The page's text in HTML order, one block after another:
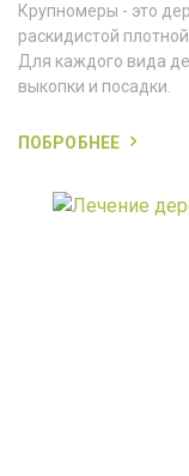
Крупномеры - это
раскидистой
Для каждого вида
выкопки и посадки.
ПОБРОБНЕЕ